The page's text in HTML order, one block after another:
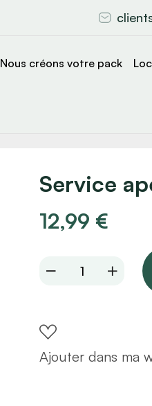
Nous créons votre pack
Service
12,99 €
Service
3
tasses
quantity
Ajouter dans ma